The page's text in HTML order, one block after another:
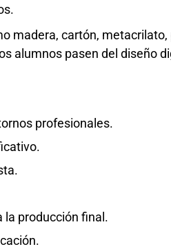
madera, cartón,
alumnos pasen del diseño
profesionales.
la producción final.